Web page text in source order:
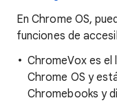
En Chrome OS,
funciones de
ChromeVox es
Chrome OS y
Chromebooks y